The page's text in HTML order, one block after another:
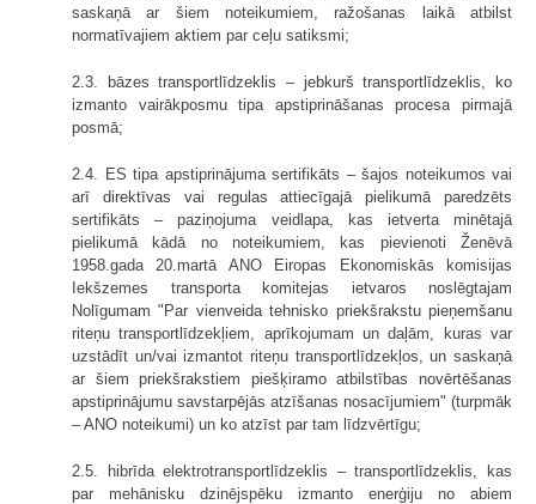
saskaņā ar šiem noteikumiem, ražošanas laikā atbilst
normatīvajiem aktiem par ceļu satiksmi;
2.3. bāzes transportlīdzeklis – jebkurš transportlīdzeklis, ko
izmanto vairākposmu tipa apstiprināšanas procesa pirmajā
posmā;
2.4. ES tipa apstiprinājuma sertifikāts – šajos noteikumos vai
arī direktīvas vai regulas attiecīgajā pielikumā paredzēts
sertifikāts – paziņojuma veidlapa, kas ietverta minētajā
pielikumā kādā no noteikumiem, kas pievienoti Ženēvā
1958.gada 20.martā ANO Eiropas Ekonomiskās komisijas
Iekšzemes transporta komitejas ietvaros noslēgtajam
Nolīgumam "Par vienveida tehnisko priekšrakstu pieņemšanu
riteņu transportlīdzekļiem, aprīkojumam un daļām, kuras var
uzstādīt un/vai izmantot riteņu transportlīdzekļos, un saskaņā
ar šiem priekšrakstiem piešķiramo atbilstības novērtēšanas
apstiprinājumu savstarpējās atzīšanas nosacījumiem" (turpmāk
– ANO noteikumi) un ko atzīst par tam līdzvērtīgu;
2.5. hibrīda elektrotransportlīdzeklis – transportlīdzeklis, kas
par mehānisku dzinējspēku izmanto enerģiju no abiem